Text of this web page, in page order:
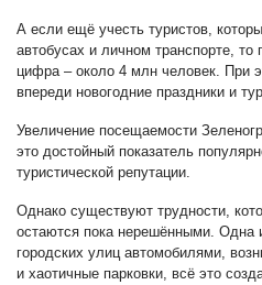
А если ещё учесть туристов,
автобусах и личном транспорте, то
цифра – около 4 млн человек. При
впереди новогодние праздники и
Увеличение посещаемости
это достойный показатель
туристической репутации.
Однако существуют трудности,
остаются пока нерешёнными. Одна
городских улиц автомобилями,
и хаотичные парковки, всё это